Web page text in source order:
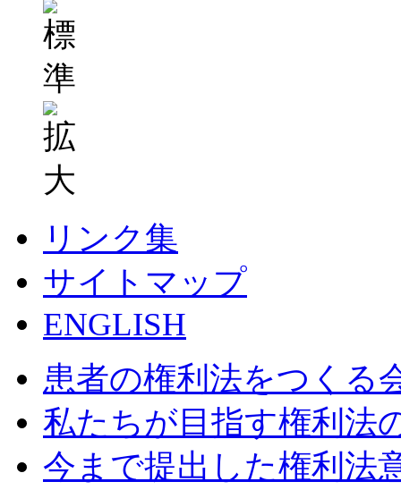
リンク集
サイトマップ
ENGLISH
患者の権利法をつくる
私たちが目指す権利法
今まで提出した権利法